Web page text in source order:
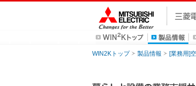
WIN2Kトップ 製品情報 [業務用]